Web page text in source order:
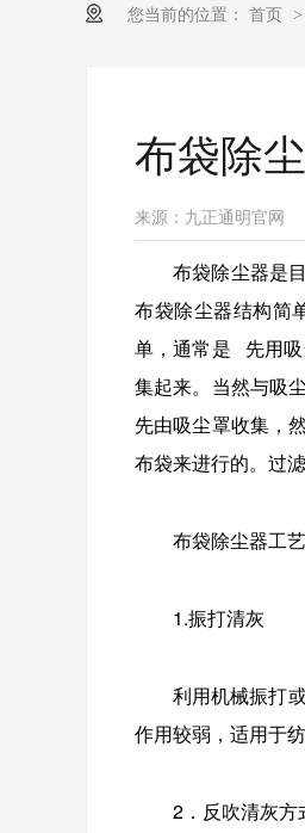
您当前的位置： 首页 >
布袋除
来源：九正通明官网
布袋除尘器是
布袋除尘器结构简
单，通常是 先用
集起来。当然与吸
先由吸尘罩收集，
布袋来进行的。过
布袋除尘器工
1.振打清灰
利用机械振打
作用较弱，适用于
2．反吹清灰方